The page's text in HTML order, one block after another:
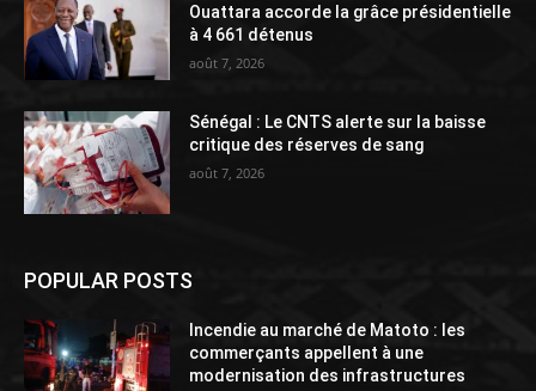
Ouattara accorde la grâce présidentielle
à 4 661 détenus
août 7, 2026
Sénégal : Le CNTS alerte sur la baisse
critique des réserves de sang
août 7, 2026
POPULAR POSTS
Incendie au marché de Matoto : les
commerçants appellent à une
modernisation des infrastructures